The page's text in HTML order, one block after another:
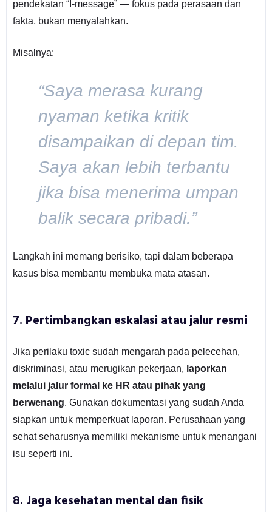
pendekatan “I-message” — fokus pada perasaan dan
fakta, bukan menyalahkan.
Misalnya:
“Saya merasa kurang
nyaman ketika kritik
disampaikan di depan tim.
Saya akan lebih terbantu
jika bisa menerima umpan
balik secara pribadi.”
Langkah ini memang berisiko, tapi dalam beberapa
kasus bisa membantu membuka mata atasan.
7. Pertimbangkan eskalasi atau jalur resmi
Jika perilaku toxic sudah mengarah pada pelecehan,
diskriminasi, atau merugikan pekerjaan, laporkan
melalui jalur formal ke HR atau pihak yang
berwenang. Gunakan dokumentasi yang sudah Anda
siapkan untuk memperkuat laporan. Perusahaan yang
sehat seharusnya memiliki mekanisme untuk menangani
isu seperti ini.
8. Jaga kesehatan mental dan fisik